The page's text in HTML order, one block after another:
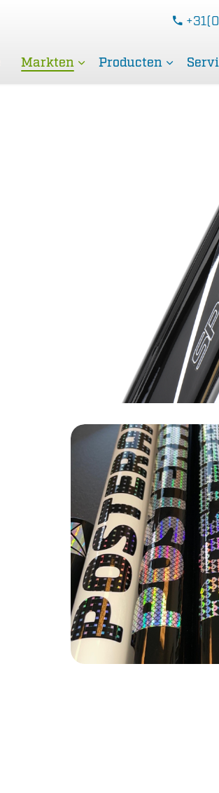
Markten Producten